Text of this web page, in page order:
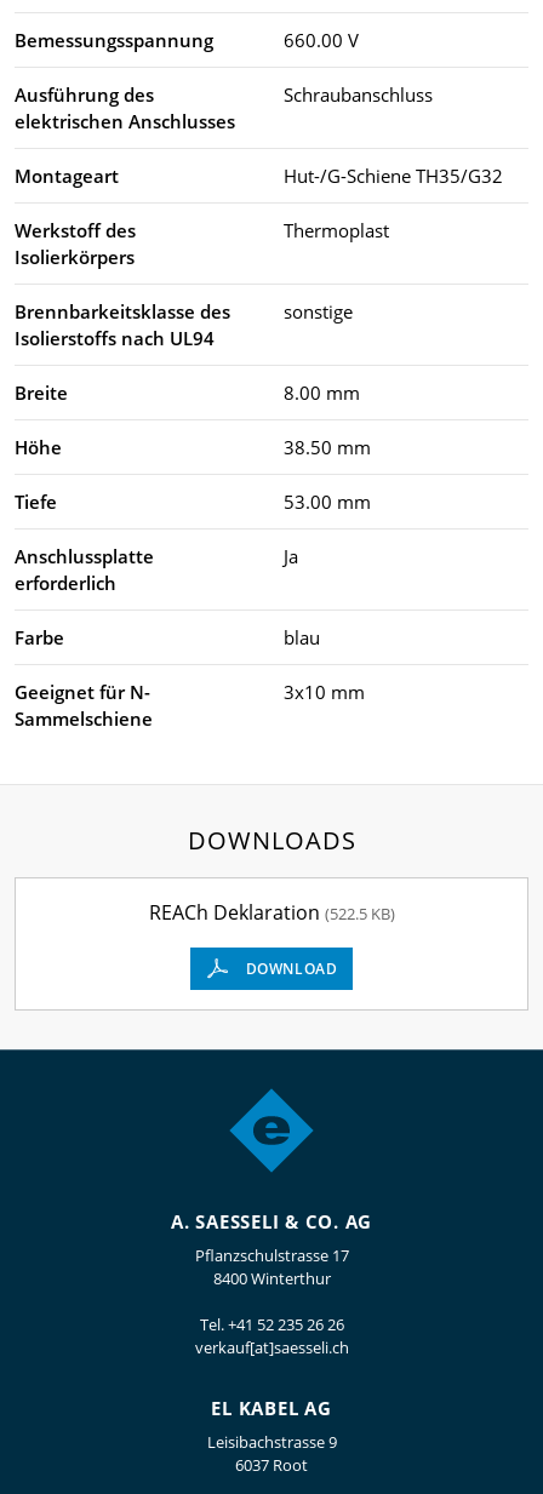
Bemessungsspannung 660.00 V
Ausführung des
elektrischen Anschlusses
Schraubanschluss
Montageart Hut-/G-Schiene TH35/G32
Werkstoff des
Isolierkörpers
Thermoplast
Brennbarkeitsklasse des
Isolierstoffs nach UL94
sonstige
Breite 8.00 mm
Höhe 38.50 mm
Tiefe 53.00 mm
Anschlussplatte
erforderlich
Ja
Farbe blau
Geeignet für N-
Sammelschiene
3x10 mm
DOWNLOADS
REACh Deklaration (522.5 KB)
DOWNLOAD
A. SAESSELI & CO. AG
Pflanzschulstrasse 17
8400 Winterthur
Tel.+41 52 235 26 26
verkauf[at]saesseli.ch
EL KABEL AG
Leisibachstrasse 9
6037 Root